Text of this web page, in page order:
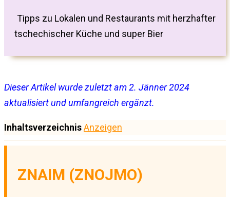
Tipps zu Lokalen und Restaurants mit herzhafter
tschechischer Küche und super Bier
Dieser Artikel wurde zuletzt am 2. Jänner 2024
aktualisiert und umfangreich ergänzt.
InhaltsverzeichnisAnzeigen
ZNAIM (ZNOJMO)